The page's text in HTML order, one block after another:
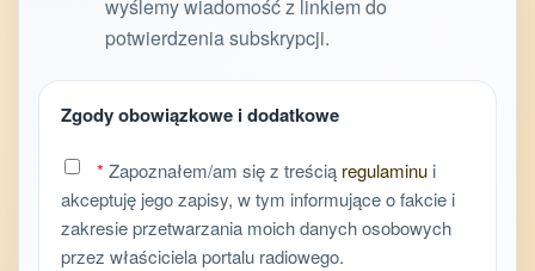
wyślemy wiadomość z linkiem do
potwierdzenia subskrypcji.
Zgody obowiązkowe i dodatkowe
* Zapoznałem/am się z treścią regulaminu i
akceptuję jego zapisy, w tym informujące o fakcie i
zakresie przetwarzania moich danych osobowych
przez właściciela portalu radiowego.